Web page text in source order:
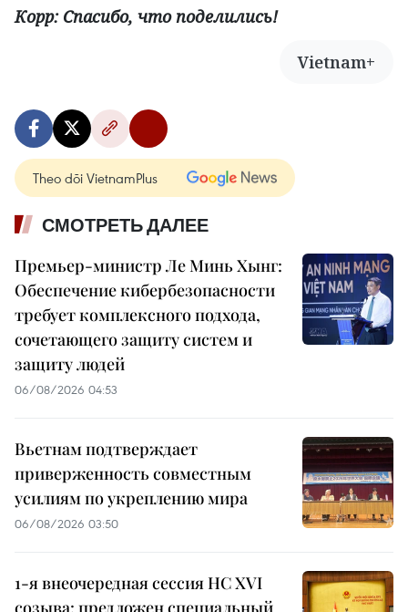
Корр: Спасибо, что поделились!
Vietnam+
Theo dõi VietnamPlus
СМОТРЕТЬ ДАЛЕЕ
Премьер-министр Ле Минь Хынг:
Обеспечение кибербезопасности
требует комплексного подхода,
сочетающего защиту систем и
защиту людей
06/08/2026 04:53
Вьетнам подтверждает
приверженность совместным
усилиям по укреплению мира
06/08/2026 03:50
1-я внеочередная сессия НС XVI
созыва: предложен специальный